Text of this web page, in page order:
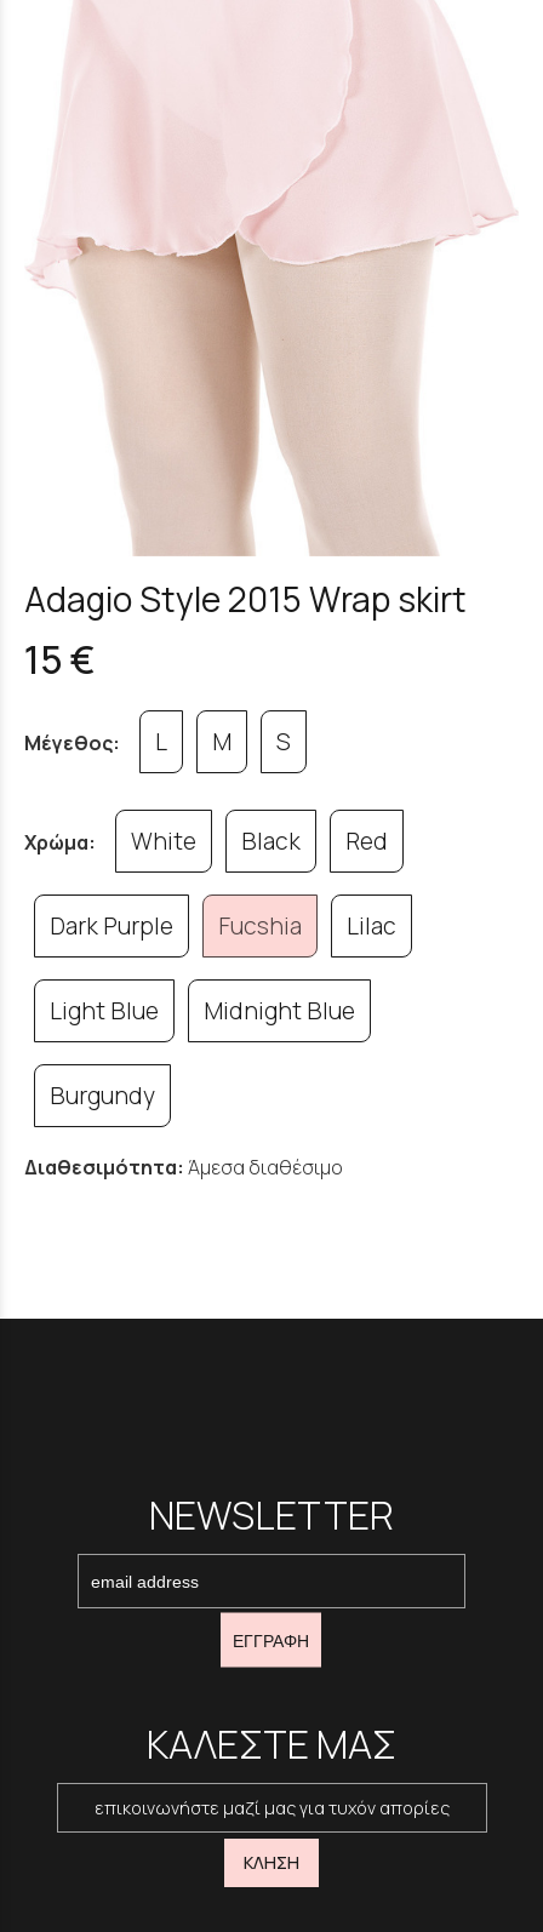
Adagio Style 2015 Wrap skirt
15 €
Μέγεθος: L M S
Χρώμα: White Black Red
Dark Purple Fucshia Lilac
Light Blue Midnight Blue
Burgundy
Διαθεσιμότητα: Άμεσα διαθέσιμο
NEWSLETTER
ΕΓΓΡΑΦΗ
ΚΑΛΕΣΤΕ ΜΑΣ
επικοινωνήστε μαζί μας για τυχόν απορίες
ΚΛΗΣΗ